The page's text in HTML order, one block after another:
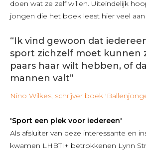
doen wat ze zelf willen. Uiteindelijk
jongen die het boek leest hier veel
“Ik vind gewoon dat
sport zichzelf moet kunnen
paars haar wilt hebben, of
mannen valt”
Nino Wilkes, schrijver boek
'Sport een plek voor iedereen'
Als afsluiter van deze interessante en
kwamen LHBTI+ betrokkenen Lynn